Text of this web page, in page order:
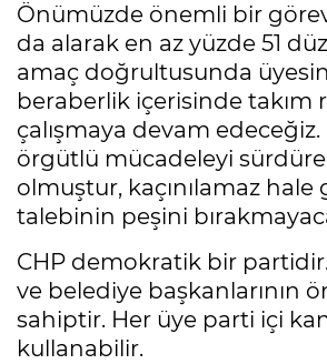
Önümüzde önemli bir
da alarak en az yüzde 51
amaç doğrultusunda
beraberlik içerisinde takım
çalışmaya devam
örgütlü mücadeleyi
olmuştur, kaçınılamaz
talebinin peşini
CHP demokratik bir
ve belediye başkanlarının
sahiptir. Her üye parti içi
kullanabilir.